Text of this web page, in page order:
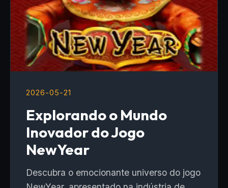
2026-05-21
Explorando o Mundo
Inovador do Jogo
NewYear
Descubra o emocionante universo do jogo